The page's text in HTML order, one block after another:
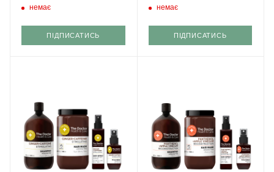
немає
ПІДПИСАТИСЬ
немає
ПІДПИСАТИСЬ